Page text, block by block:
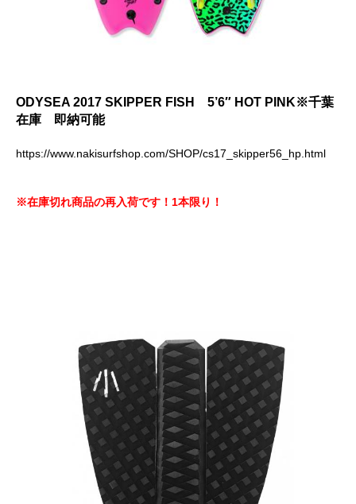
ODYSEA 2017 SKIPPER FISH 5’6″ HOT PINK※千葉
在庫 即納可能
https://www.nakisurfshop.com/SHOP/cs17_skipper56_hp.html
※在庫切れ商品の再入荷です！1本限り！